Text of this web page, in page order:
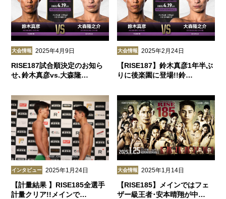
大会情報 2025年4月9日
RISE187試合順決定のお知ら
せ､鈴木真彦vs.大森隆…
大会情報 2025年2月24日
【RISE187】鈴木真彦1年半ぶ
りに後楽園に登場!!鈴…
インタビュー 2025年1月24日
【計量結果 】RISE185全選手
計量クリア!!メインで…
大会情報 2025年1月14日
【RISE185】メインではフェ
ザー級王者･安本晴翔が中…